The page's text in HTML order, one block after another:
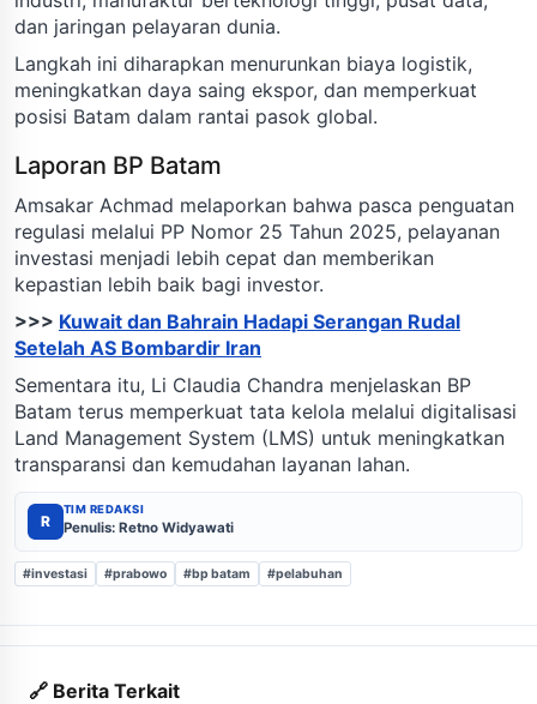
dan jaringan pelayaran dunia.
Langkah ini diharapkan menurunkan biaya logistik,
meningkatkan daya saing ekspor, dan memperkuat
posisi Batam dalam rantai pasok global.
Laporan BP Batam
Amsakar Achmad melaporkan bahwa pasca penguatan
regulasi melalui PP Nomor 25 Tahun 2025, pelayanan
investasi menjadi lebih cepat dan memberikan
kepastian lebih baik bagi investor.
>>> Kuwait dan Bahrain Hadapi Serangan Rudal
Setelah AS Bombardir Iran
Sementara itu, Li Claudia Chandra menjelaskan BP
Batam terus memperkuat tata kelola melalui digitalisasi
Land Management System (LMS) untuk meningkatkan
transparansi dan kemudahan layanan lahan.
R
TIM REDAKSI
Penulis: Retno Widyawati
#investasi #prabowo #bp batam #pelabuhan
🔗 Berita Terkait